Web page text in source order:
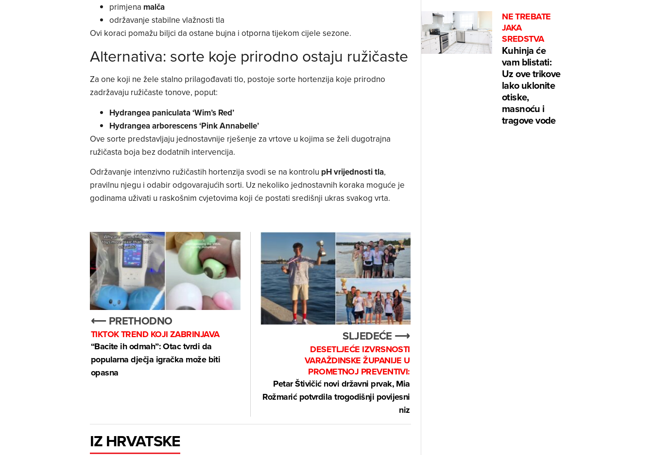
primjena malča
održavanje stabilne vlažnosti tla
Ovi koraci pomažu biljci da ostane bujna i otporna tijekom cijele sezone.
Alternativa: sorte koje prirodno ostaju ružičaste
Za one koji ne žele stalno prilagođavati tlo, postoje sorte hortenzija koje prirodno
zadržavaju ružičaste tonove, poput:
Hydrangea paniculata ‘Wim’s Red’
Hydrangea arborescens ‘Pink Annabelle’
Ove sorte predstavljaju jednostavnije rješenje za vrtove u kojima se želi dugotrajna
ružičasta boja bez dodatnih intervencija.
Održavanje intenzivno ružičastih hortenzija svodi se na kontrolu pH vrijednosti tla,
pravilnu njegu i odabir odgovarajućih sorti. Uz nekoliko jednostavnih koraka moguće je
godinama uživati u raskošnim cvjetovima koji će postati središnji ukras svakog vrta.
⟵ PRETHODNO
TIKTOK TREND KOJI ZABRINJAVA
“Bacite ih odmah”: Otac tvrdi da
popularna dječja igračka može biti
opasna
SLJEDEĆE ⟶
DESETLJEĆE IZVRSNOSTI
VARAŽDINSKE ŽUPANIJE U
PROMETNOJ PREVENTIVI:
Petar Štivičić novi državni prvak, Mia
Rožmarić potvrdila trogodišnji povijesni
niz
IZ HRVATSKE
NE TREBATE
JAKA
SREDSTVA
Kuhinja će
vam blistati:
Uz ove trikove
lako uklonite
otiske,
masnoću i
tragove vode